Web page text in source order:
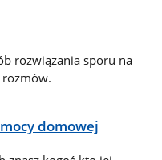
rozwiązania sporu na
domowej